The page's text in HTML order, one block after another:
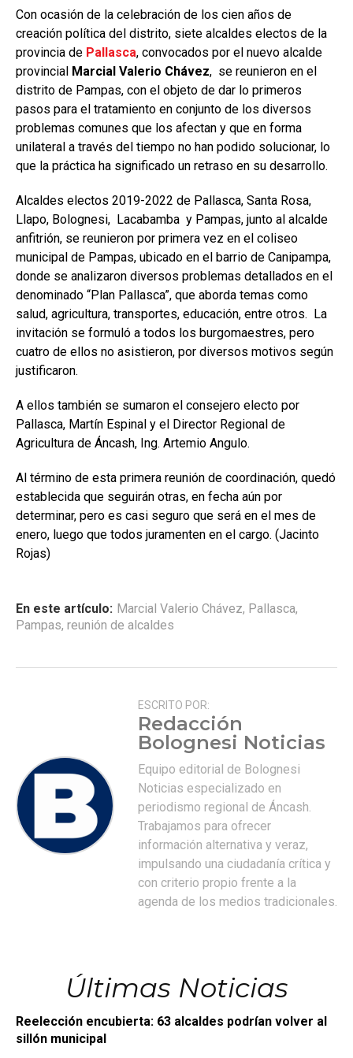
Con ocasión de la celebración de los cien años de
creación política del distrito, siete alcaldes electos de la
provincia de Pallasca, convocados por el nuevo alcalde
provincial Marcial Valerio Chávez, se reunieron en el
distrito de Pampas, con el objeto de dar lo primeros
pasos para el tratamiento en conjunto de los diversos
problemas comunes que los afectan y que en forma
unilateral a través del tiempo no han podido solucionar, lo
que la práctica ha significado un retraso en su desarrollo.
Alcaldes electos 2019-2022 de Pallasca, Santa Rosa,
Llapo, Bolognesi, Lacabamba y Pampas, junto al alcalde
anfitrión, se reunieron por primera vez en el coliseo
municipal de Pampas, ubicado en el barrio de Canipampa,
donde se analizaron diversos problemas detallados en el
denominado “Plan Pallasca”, que aborda temas como
salud, agricultura, transportes, educación, entre otros. La
invitación se formuló a todos los burgomaestres, pero
cuatro de ellos no asistieron, por diversos motivos según
justificaron.
A ellos también se sumaron el consejero electo por
Pallasca, Martín Espinal y el Director Regional de
Agricultura de Áncash, Ing. Artemio Angulo.
Al término de esta primera reunión de coordinación, quedó
establecida que seguirán otras, en fecha aún por
determinar, pero es casi seguro que será en el mes de
enero, luego que todos juramenten en el cargo. (Jacinto
Rojas)
En este artículo: Marcial Valerio Chávez, Pallasca,
Pampas, reunión de alcaldes
ESCRITO POR:
Redacción
Bolognesi Noticias
Equipo editorial de Bolognesi
Noticias especializado en
periodismo regional de Áncash.
Trabajamos para ofrecer
información alternativa y veraz,
impulsando una ciudadanía crítica y
con criterio propio frente a la
agenda de los medios tradicionales.
Últimas Noticias
Reelección encubierta: 63 alcaldes podrían volver al
sillón municipal